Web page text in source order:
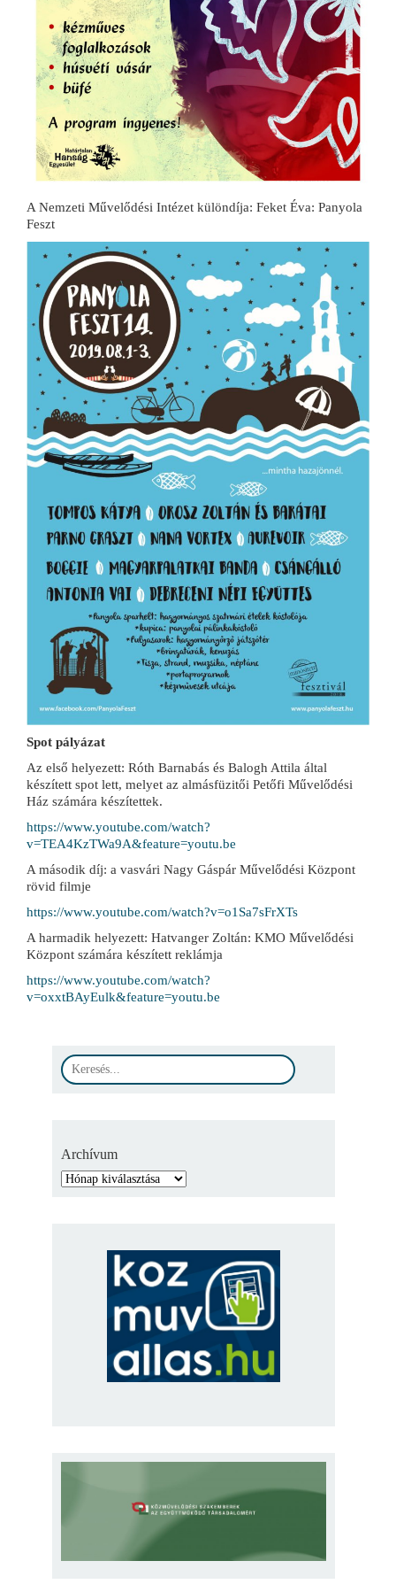
A Nemzeti Művelődési Intézet különdíja: Feket Éva: Panyola
Feszt
Spot pályázat
Az első helyezett: Róth Barnabás és Balogh Attila által
készített spot lett, melyet az almásfüzitői Petőfi Művelődési
Ház számára készítettek.
https://www.youtube.com/watch?
v=TEA4KzTWa9A&feature=youtu.be
A második díj: a vasvári Nagy Gáspár Művelődési Központ
rövid filmje
https://www.youtube.com/watch?v=o1Sa7sFrXTs
A harmadik helyezett: Hatvanger Zoltán: KMO Művelődési
Központ számára készített reklámja
https://www.youtube.com/watch?
v=oxxtBAyEulk&feature=youtu.be
Archívum